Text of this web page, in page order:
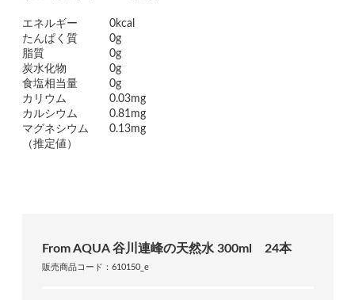
エネルギー
0kcal
たんぱく質
0g
脂質
0g
炭水化物
0g
食塩相当量
0g
カリウム
0.03mg
カルシウム
0.81mg
マグネシウム
0.13mg
（推定値）
From AQUA 谷川連峰の天然水 300ml 24本
販売商品コード：610150_e